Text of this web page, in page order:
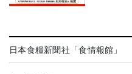
日本食糧新聞社「食情報館」